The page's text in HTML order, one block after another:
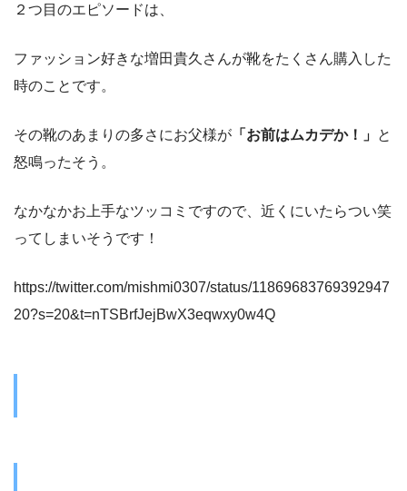
２つ目のエピソードは、
ファッション好きな増田貴久さんが靴をたくさん購入した
時のことです。
その靴のあまりの多さにお父様が 「お前はムカデか！」 と
怒鳴ったそう。
なかなかお上手なツッコミですので、近くにいたらつい笑
ってしまいそうです！
https://twitter.com/mishmi0307/status/11869683769392947
20?s=20&t=nTSBrfJejBwX3eqwxy0w4Q